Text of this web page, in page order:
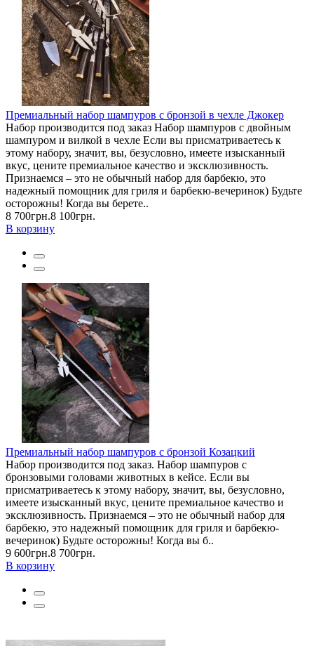
Премиальный набор шампуров с бронзой в чехле Джокер
Набор производится под заказ Набор шампуров с двойным
шампуром и вилкой в чехле Если вы присматриваетесь к
этому набору, значит, вы, безусловно, имеете изысканный
вкус, цените премиальное качество и эксклюзивность.
Признаемся – это не обычный набор для барбекю, это
надежный помощник для гриля и барбекю-вечеринок) Будьте
осторожны! Когда вы берете..
8 700грн.8 100грн.
В корзину
Премиальный набор шампуров с бронзой Козацкий
Набор производится под заказ. Набор шампуров с
бронзовыми головами животных в кейсе. Если вы
присматриваетесь к этому набору, значит, вы, безусловно,
имеете изысканный вкус, цените премиальное качество и
эксклюзивность. Признаемся – это не обычный набор для
барбекю, это надежный помощник для гриля и барбекю-
вечеринок) Будьте осторожны! Когда вы б..
9 600грн.8 700грн.
В корзину